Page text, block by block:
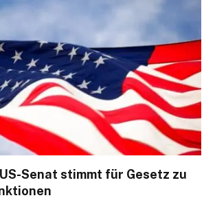
US-Senat stimmt für Gesetz zu